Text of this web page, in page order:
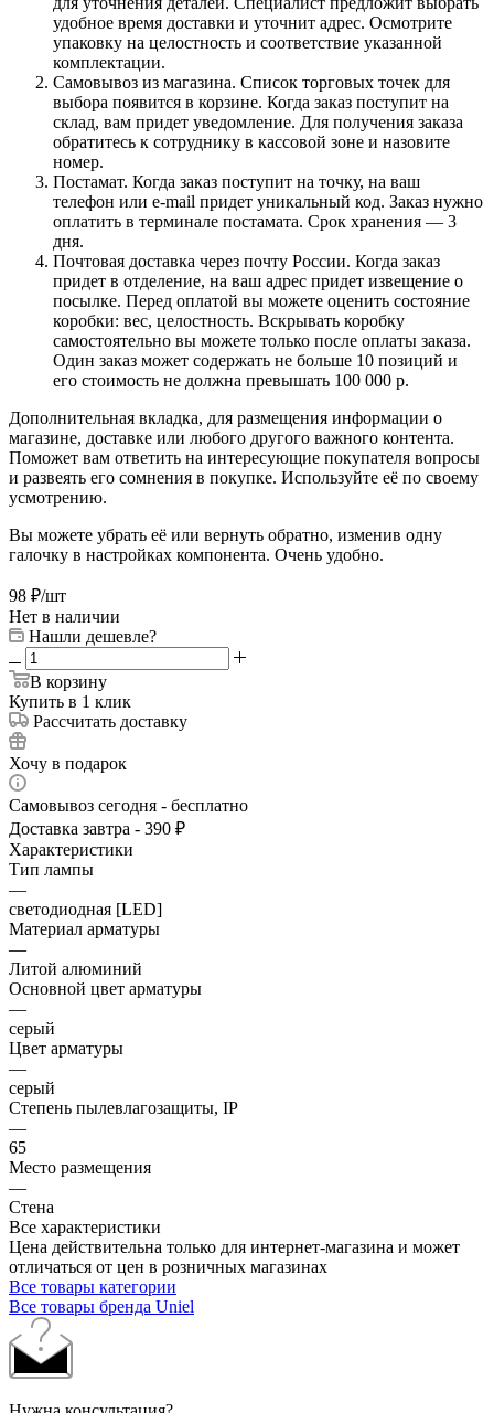
удобное время доставки и уточнит адрес. Осмотрите
упаковку на целостность и соответствие указанной
комплектации.
Самовывоз из магазина. Список торговых точек для
выбора появится в корзине. Когда заказ поступит на
склад, вам придет уведомление. Для получения заказа
обратитесь к сотруднику в кассовой зоне и назовите
номер.
Постамат. Когда заказ поступит на точку, на ваш
телефон или e-mail придет уникальный код. Заказ нужно
оплатить в терминале постамата. Срок хранения — 3
дня.
Почтовая доставка через почту России. Когда заказ
придет в отделение, на ваш адрес придет извещение о
посылке. Перед оплатой вы можете оценить состояние
коробки: вес, целостность. Вскрывать коробку
самостоятельно вы можете только после оплаты заказа.
Один заказ может содержать не больше 10 позиций и
его стоимость не должна превышать 100 000 р.
Дополнительная вкладка, для размещения информации о
магазине, доставке или любого другого важного контента.
Поможет вам ответить на интересующие покупателя вопросы
и развеять его сомнения в покупке. Используйте её по своему
усмотрению.
Вы можете убрать её или вернуть обратно, изменив одну
галочку в настройках компонента. Очень удобно.
98 ₽/шт
Нет в наличии
Нашли дешевле?
В корзину
Купить в 1 клик
Рассчитать доставку
Хочу в подарок
Самовывоз сегодня - бесплатно
Доставка завтра - 390 ₽
Характеристики
Тип лампы
—
светодиодная [LED]
Материал арматуры
—
Литой алюминий
Основной цвет арматуры
—
серый
Цвет арматуры
—
серый
Степень пылевлагозащиты, IP
—
65
Место размещения
—
Стена
Все характеристики
Цена действительна только для интернет-магазина и может
отличаться от цен в розничных магазинах
Все товары категории
Все товары бренда Uniel